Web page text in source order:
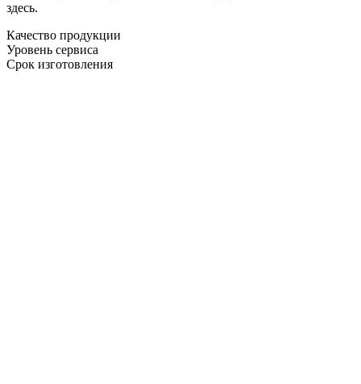
здесь.
Качество продукции
Уровень сервиса
Срок изготовления